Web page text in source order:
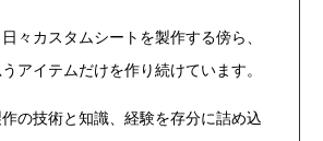
々カスタムシートを製作する傍ら、
アイテムだけを作り続けています。
の技術と知識、経験を存分に詰め込